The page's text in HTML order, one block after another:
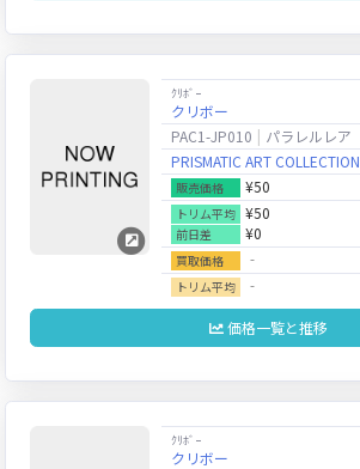
ｸﾘﾎﾞｰ
クリボー
PAC1-JP010
パラレルレア
PRISMATIC ART COLLECTION
販売価格 ¥50
トリム平均 ¥50
前日差 ¥0
買取価格 ‐
トリム平均 ‐
価格一覧と推移
ｸﾘﾎﾞｰ
クリボー